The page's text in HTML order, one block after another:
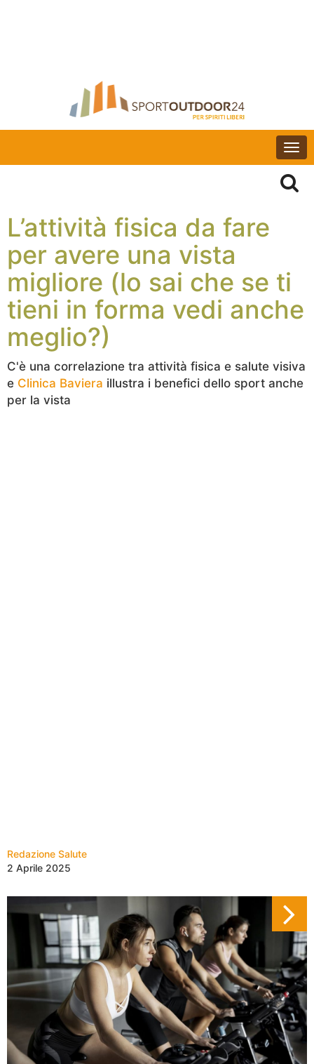
L’attività fisica da fare
per avere una vista
migliore (lo sai che se ti
tieni in forma vedi anche
meglio?)
C'è una correlazione tra attività fisica e salute visiva
e Clinica Baviera illustra i benefici dello sport anche
per la vista
Redazione Salute
2 Aprile 2025